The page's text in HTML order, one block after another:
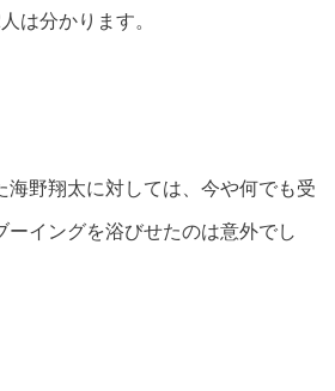
は分かります。
海野翔太に対しては、今や何でも受
ーイングを浴びせたのは意外でし